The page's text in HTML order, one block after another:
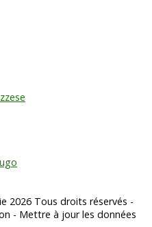
2026 Tous droits réservés -
- Mettre à jour les données